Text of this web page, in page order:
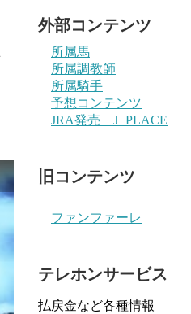
外部コンテンツ
所属馬
所属調教師
所属騎手
予想コンテンツ
JRA発売 J−PLACE
旧コンテンツ
ファンファーレ
テレホンサービス
払戻金など各種情報